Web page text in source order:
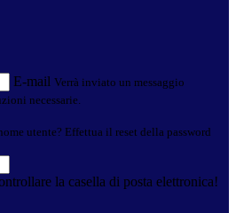
E-mail Verrà inviato un messaggio
necessarie.
utente? Effettua il reset della password
la casella di posta elettronica!